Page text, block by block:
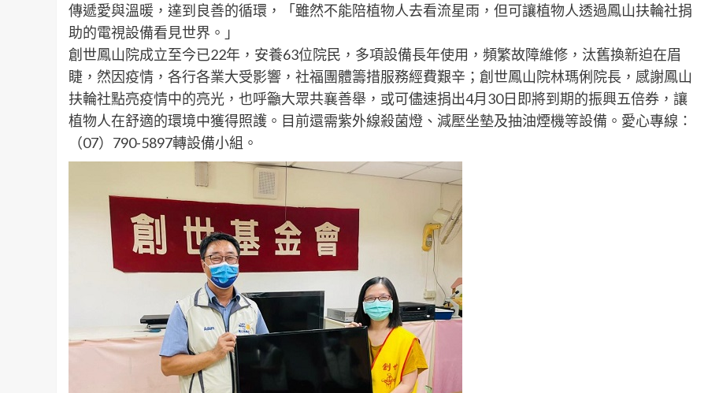
傳遞愛與溫暖，達到良善的循環，「雖然不能陪植物人去看流星雨，但可讓植物人透過鳳山扶輪社捐
助的電視設備看見世界。」
創世鳳山院成立至今已22年，安養63位院民，多項設備長年使用，頻繁故障維修，汰舊換新迫在眉
睫，然因疫情，各行各業大受影響，社福團體籌措服務經費艱辛；創世鳳山院林瑪俐院長，感謝鳳山
扶輪社點亮疫情中的亮光，也呼籲大眾共襄善舉，或可儘速捐出4月30日即將到期的振興五倍券，讓
植物人在舒適的環境中獲得照護。目前還需紫外線殺菌燈、減壓坐墊及抽油煙機等設備。愛心專線：
（07）790-5897轉設備小組。